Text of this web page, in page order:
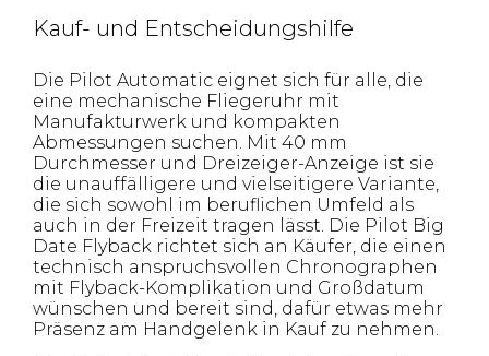
Kauf- und Entscheidungshilfe
Die Pilot Automatic eignet sich für alle, die
eine mechanische Fliegeruhr mit
Manufakturwerk und kompakten
Abmessungen suchen. Mit 40 mm
Durchmesser und Dreizeiger-Anzeige ist sie
die unauffälligere und vielseitigere Variante,
die sich sowohl im beruflichen Umfeld als
auch in der Freizeit tragen lässt. Die Pilot Big
Date Flyback richtet sich an Käufer, die einen
technisch anspruchsvollen Chronographen
mit Flyback-Komplikation und Großdatum
wünschen und bereit sind, dafür etwas mehr
Präsenz am Handgelenk in Kauf zu nehmen.